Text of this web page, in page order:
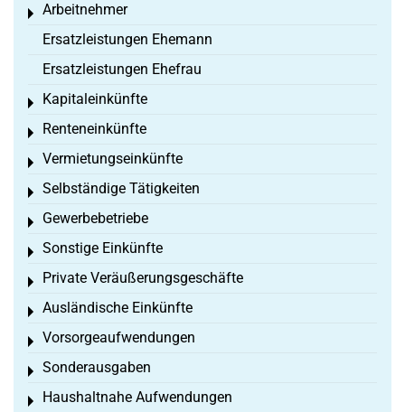
Arbeitnehmer
Toggle menu
Ersatzleistungen Ehemann
Ersatzleistungen Ehefrau
Kapitaleinkünfte
Toggle menu
Renteneinkünfte
Toggle menu
Vermietungseinkünfte
Toggle menu
Selbständige Tätigkeiten
Toggle menu
Gewerbebetriebe
Toggle menu
Sonstige Einkünfte
Toggle menu
Private Veräußerungsgeschäfte
Toggle menu
Ausländische Einkünfte
Toggle menu
Vorsorgeaufwendungen
Toggle menu
Sonderausgaben
Toggle menu
Haushaltnahe Aufwendungen
Toggle menu